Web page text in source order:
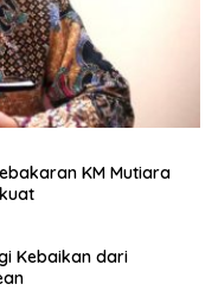
KM Mutiara
Kebaikan dari